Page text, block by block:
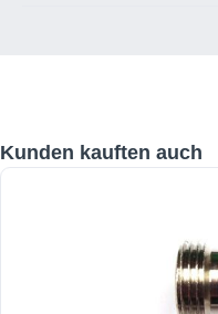
Produktgalerie überspringen
Kunden kauften auch